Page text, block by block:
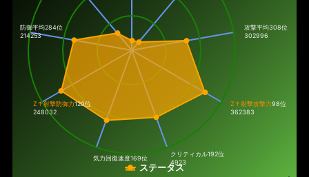
ステータス
攻撃平均308位
302996
Z↑射撃攻撃力98位
362383
クリティカル192位
4923
気力回復速度169位
Z↑射撃防御力120位
248032
防御平均284位
214253